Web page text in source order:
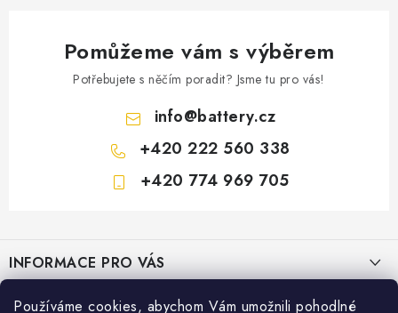
Používáme cookies, abychom Vám umožnili pohodlné
Pomůžeme vám s výběrem
Potřebujete s něčím poradit? Jsme tu pro vás!
info@battery.cz
+420 222 560 338
+420 774 969 705
pINFORMACE PRO VÁS
KONTAKTY
PRODEJNY BATTERY.CZ